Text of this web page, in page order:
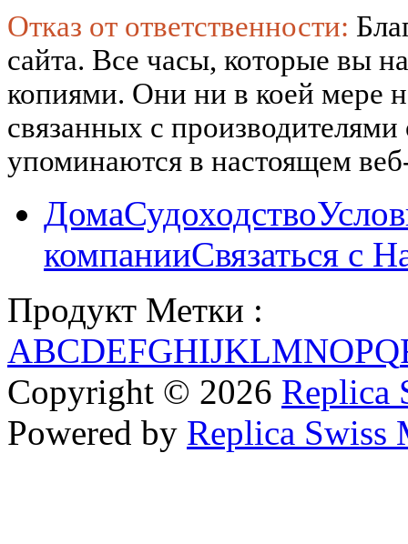
Отказ от ответственности:
сайта. Все часы, которые вы
копиями. Они ни в коей мере
связанных с
упоминаются в настоящем
ДомаСудоходство
компанииСвязаться с
Продукт Метки :
ABCDEFGHIJKLMNOPQ
Copyright © 2026 Replica
Powered by Replica Swiss